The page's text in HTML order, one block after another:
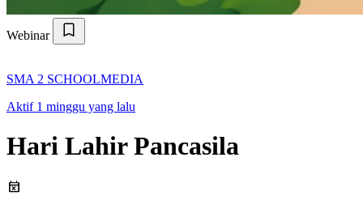
Webinar
SMA 2 SCHOOLMEDIA
Aktif 1 minggu yang lalu
Hari Lahir Pancasila
event_busy